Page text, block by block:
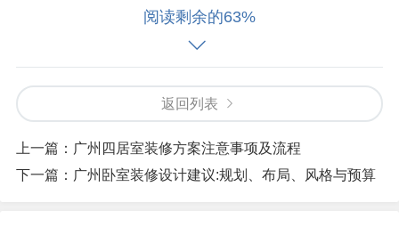
的公司可以确保您的客厅装修效果好。
3. 材料选择
材料选择是指您用于装修的材料。选择合适的材料
阅读剩余的63%
返回列表
上一篇： 广州四居室装修方案注意事项及流程
下一篇： 广州卧室装修设计建议:规划、布局、风格与预算